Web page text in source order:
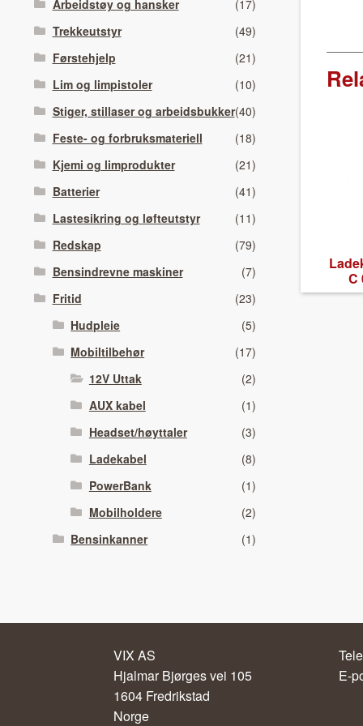
C
Arbeidstøy og hansker
(17)
Trekkeutstyr
(49)
Førstehjelp
(21)
Lim og limpistoler
(10)
Stiger, stillaser og arbeidsbukker(40)
Feste- og forbruksmateriell
(18)
Kjemi og limprodukter
(21)
Batterier
(41)
Lastesikring og løfteutstyr
(11)
Redskap
(79)
Bensindrevne maskiner
(7)
Fritid
(23)
Hudpleie
(5)
Mobiltilbehør
(17)
12V Uttak
(2)
AUX kabel
(1)
Headset/høyttaler
(3)
Ladekabel
(8)
PowerBank
(1)
Mobilholdere
(2)
Bensinkanner
(1)
VIX AS
Hjalmar Bjørges vei 105
1604 Fredrikstad
Norge
E-